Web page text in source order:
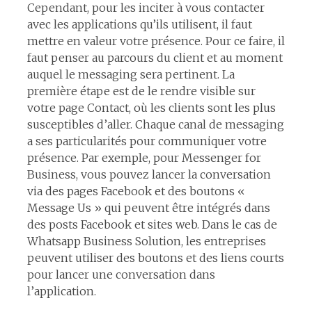
Cependant, pour les inciter à vous contacter
avec les applications qu’ils utilisent, il faut
mettre en valeur votre présence. Pour ce faire, il
faut penser au parcours du client et au moment
auquel le messaging sera pertinent. La
première étape est de le rendre visible sur
votre page Contact, où les clients sont les plus
susceptibles d’aller. Chaque canal de messaging
a ses particularités pour communiquer votre
présence. Par exemple, pour Messenger for
Business, vous pouvez lancer la conversation
via des pages Facebook et des boutons «
Message Us » qui peuvent être intégrés dans
des posts Facebook et sites web. Dans le cas de
Whatsapp Business Solution, les entreprises
peuvent utiliser des boutons et des liens courts
pour lancer une conversation dans
l’application.